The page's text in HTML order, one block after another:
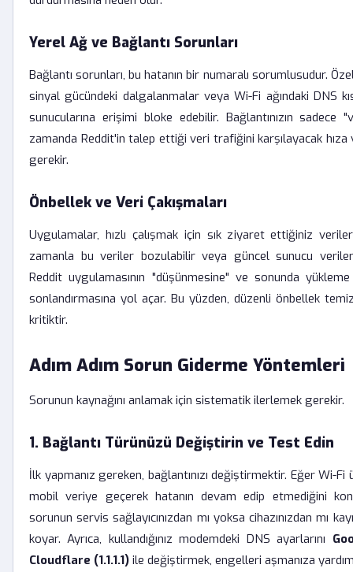
Yerel Ağ ve Bağlantı Sorunları
Bağlantı sorunları, bu hatanın bir numaralı sorumlusudur.
sinyal gücündeki dalgalanmalar veya Wi-Fi ağındaki DNS
sunucularına erişimi bloke edebilir. Bağlantınızın sadece
zamanda Reddit'in talep ettiği veri trafiğini karşılayacak hıza
gerekir.
Önbellek ve Veri Çakışmaları
Uygulamalar, hızlı çalışmak için sık ziyaret ettiğiniz
zamanla bu veriler bozulabilir veya güncel sunucu
Reddit uygulamasının "düşünmesine" ve sonunda
sonlandırmasına yol açar. Bu yüzden, düzenli önbellek
kritiktir.
Adım Adım Sorun Giderme Yöntemleri
Sorunun kaynağını anlamak için sistematik ilerlemek gerekir.
1. Bağlantı Türünüzü Değiştirin ve Test Edin
İlk yapmanız gereken, bağlantınızı değiştirmektir. Eğer Wi-Fi
mobil veriye geçerek hatanın devam edip etmediğini
sorunun servis sağlayıcınızdan mı yoksa cihazınızdan mı
koyar. Ayrıca, kullandığınız modemdeki DNS ayarlarını
Cloudflare (1.1.1.1) ile değiştirmek, engelleri aşmanıza